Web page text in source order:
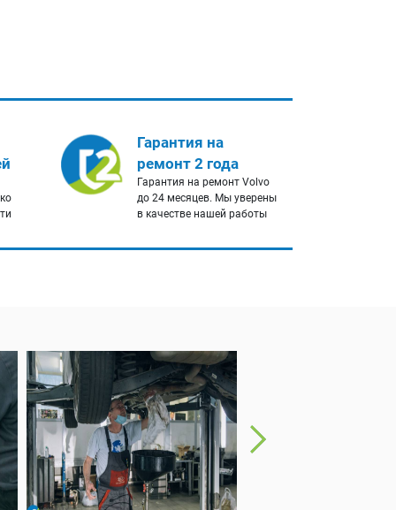
Гарантия на
ремонт 2 года
Гарантия на ремонт Volvo
до 24 месяцев. Мы уверены
в качестве нашей работы